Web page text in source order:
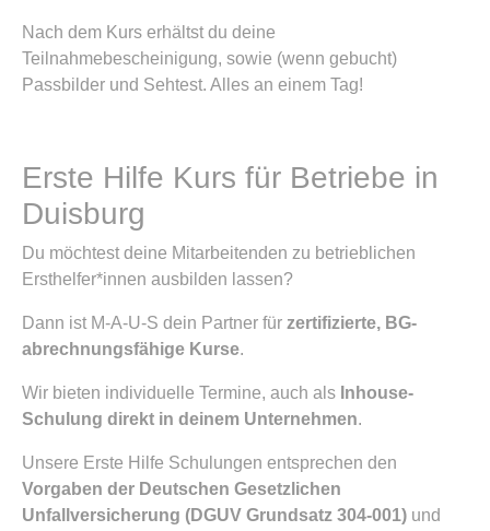
Nach dem Kurs erhältst du deine
Teilnahmebescheinigung, sowie (wenn gebucht)
Passbilder und Sehtest. Alles an einem Tag!
Erste Hilfe Kurs für Betriebe in
Duisburg
Du möchtest deine Mitarbeitenden zu betrieblichen
Ersthelfer*innen ausbilden lassen?
Dann ist M-A-U-S dein Partner für zertifizierte, BG-
abrechnungsfähige Kurse.
Wir bieten individuelle Termine, auch als Inhouse-
Schulung direkt in deinem Unternehmen.
Unsere Erste Hilfe Schulungen entsprechen den
Vorgaben der Deutschen Gesetzlichen
Unfallversicherung (DGUV Grundsatz 304-001) und